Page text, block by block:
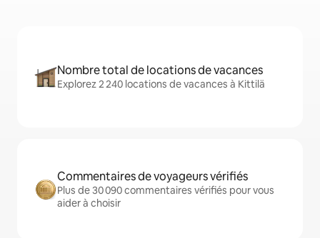
Nombre total de locations de vacances
Explorez 2 240 locations de vacances à Kittilä
Commentaires de voyageurs vérifiés
Plus de 30 090 commentaires vérifiés pour vous
aider à choisir